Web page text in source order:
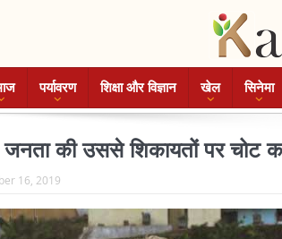
पर्यावरण शिक्षा और विज्ञान खेल सिनेमा
जनता की उससे शिकायतों पर चोट
16, 2019